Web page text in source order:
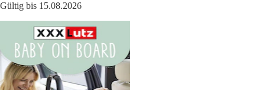
Gültig bis 15.08.2026